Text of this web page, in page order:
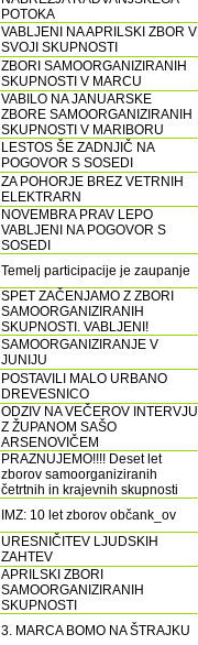
POTOKA
VABLJENI NA APRILSKI ZBOR V
SVOJI SKUPNOSTI
ZBORI SAMOORGANIZIRANIH
SKUPNOSTI V MARCU
VABILO NA JANUARSKE
ZBORE SAMOORGANIZIRANIH
SKUPNOSTI V MARIBORU
LESTOS ŠE ZADNJIČ NA
POGOVOR S SOSEDI
ZA POHORJE BREZ VETRNIH
ELEKTRARN
NOVEMBRA PRAV LEPO
VABLJENI NA POGOVOR S
SOSEDI
Temelj participacije je zaupanje
SPET ZAČENJAMO Z ZBORI
SAMOORGANIZIRANIH
SKUPNOSTI. VABLJENI!
SAMOORGANIZIRANJE V
JUNIJU
POSTAVILI MALO URBANO
DREVESNICO
ODZIV NA VEČEROV INTERVJU
Z ŽUPANOM SAŠO
ARSENOVIČEM
PRAZNUJEMO!!!! Deset let
zborov samoorganiziranih
četrtnih in krajevnih skupnosti
IMZ: 10 let zborov občank_ov
URESNIČITEV LJUDSKIH
ZAHTEV
APRILSKI ZBORI
SAMOORGANIZIRANIH
SKUPNOSTI
3. MARCA BOMO NA ŠTRAJKU